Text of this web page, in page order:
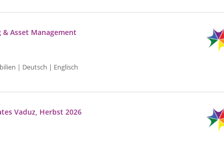
Asset Management
| Deutsch | Englisch
Vaduz, Herbst 2026